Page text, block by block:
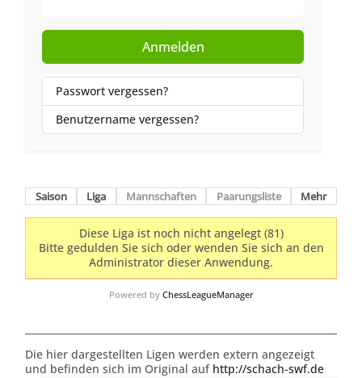
Anmelden
Passwort vergessen?
Benutzername vergessen?
Saison Liga Mannschaften Paarungsliste Mehr
Diese Liga ist noch nicht angelegt (81)
Bitte gedulden Sie sich oder wenden Sie sich an den
Administrator dieser Anwendung.
Powered by ChessLeagueManager
Die hier dargestellten Ligen werden extern angezeigt
und befinden sich im Original auf http://schach-swf.de